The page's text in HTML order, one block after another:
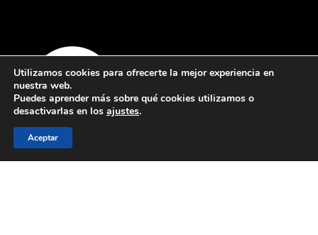
Utilizamos cookies para ofrecerte la mejor experiencia en
nuestra web.
Puedes aprender más sobre qué cookies utilizamos o
desactivarlas en los ajustes.
Aceptar